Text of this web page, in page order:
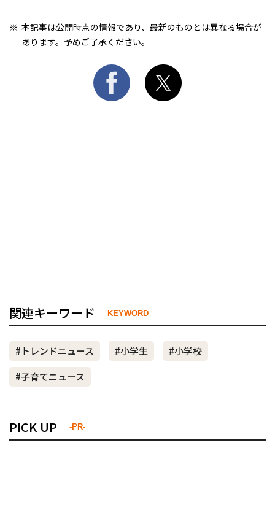
本記事は公開時点の情報であり、最新のものとは異なる場合が
あります。予めご了承ください。
関連キーワード KEYWORD
#トレンドニュース #小学生
#小学校
#子育てニュース
PICK UP -PR-